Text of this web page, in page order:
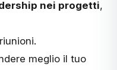
nei progetti,
meglio il tuo